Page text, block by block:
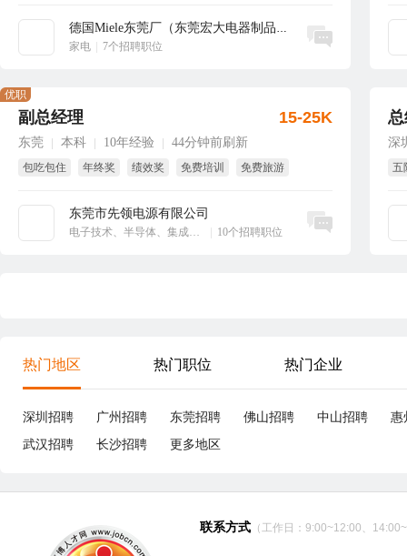
德国Miele东莞厂（东莞宏大电器制品有...
家电
7个招聘职位
立即沟通
副总经理
东莞 本科 10年经验 44分钟前刷新
包吃包住 年终奖 绩效奖 免费培训
免费旅游
东莞市先领电源有限公司
电子技术、半导体、集成电路 10个招聘职位
优职
15-25K
立即沟通
深
五
热门地区 热门职位 热门企业
深圳招聘 广州招聘 东莞招聘 佛山招聘 中山招聘
惠
武汉招聘
长沙招聘 更多地区
联系方式 （工作日：9:00~12:00、